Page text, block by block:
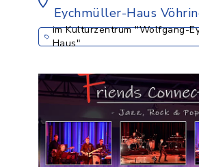
Eychmüller-Haus
im Kulturzentrum "Wolfgang-
Haus"